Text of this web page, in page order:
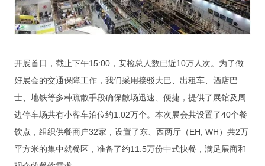
开展首日，截止下午15:00，安检总人数已近10万人次。为了做
好展会的交通保障工作，我们采用接驳大巴、出租车、酒店巴
士、地铁等多种疏散手段确保散场迅速、便捷，提供了展馆及周
边停车场共有小客车泊位约1.02万个。本次展会共设置了40个餐
饮点，组织供餐商户32家，设置了东、西两厅（EH, WH）共2万
平方米的集中就餐区，准备了约11.5万份中式快餐，满足展商和